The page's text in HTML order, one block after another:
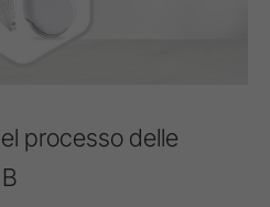
processo delle